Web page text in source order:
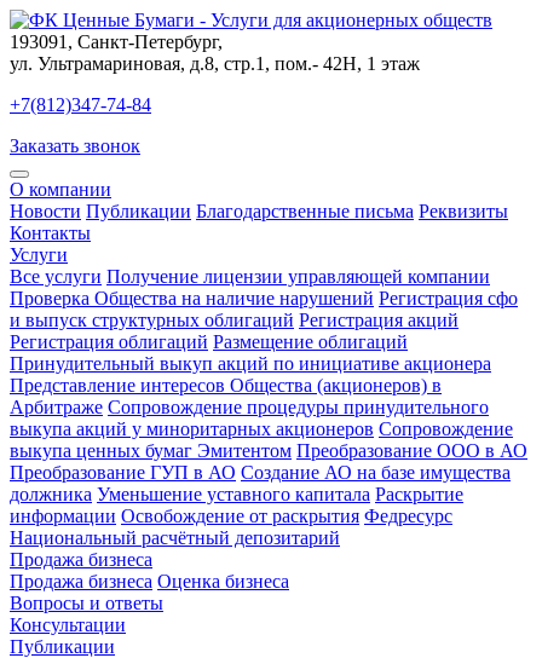
193091 , Санкт-Петербург,
ул. Ультрамариновая, д.8, стр.1, пом.- 42Н, 1 этаж
+7(812)347-74-84
Заказать звонок
О компании
Новости Публикации Благодарственные письма Реквизиты
Контакты
Услуги
Все услуги Получение лицензии управляющей компании
Проверка Общества на наличие нарушений Регистрация сфо
и выпуск структурных облигаций Регистрация акций
Регистрация облигаций Размещение облигаций
Принудительный выкуп акций по инициативе акционера
Представление интересов Общества (акционеров) в
Арбитраже Сопровождение процедуры принудительного
выкупа акций у миноритарных акционеров Сопровождение
выкупа ценных бумаг Эмитентом Преобразование ООО в АО
Преобразование ГУП в АО Создание АО на базе имущества
должника Уменьшение уставного капитала Раскрытие
информации Освобождение от раскрытия Федресурс
Национальный расчётный депозитарий
Продажа бизнеса
Продажа бизнеса Оценка бизнеса
Вопросы и ответы
Консультации
Публикации